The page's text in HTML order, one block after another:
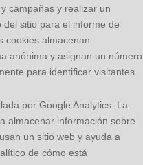
campañas y realizar un
del sitio para el informe de
cookies almacenan
anónima y asignan un número
para identificar visitantes
por Google Analytics. La
almacenar información sobre
un sitio web y ayuda a
de cómo está